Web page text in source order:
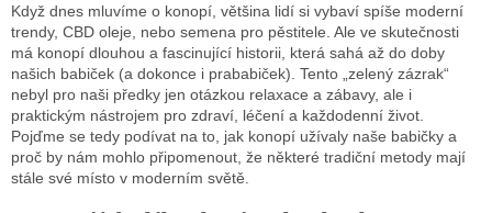
Když dnes mluvíme o konopí, většina lidí si vybaví spíše moderní
trendy, CBD oleje, nebo semena pro pěstitele. Ale ve skutečnosti
má konopí dlouhou a fascinující historii, která sahá až do doby
našich babiček (a dokonce i prababiček). Tento „zelený zázrak“
nebyl pro naši předky jen otázkou relaxace a zábavy, ale i
praktickým nástrojem pro zdraví, léčení a každodenní život.
Pojďme se tedy podívat na to, jak konopí užívaly naše babičky a
proč by nám mohlo připomenout, že některé tradiční metody mají
stále své místo v moderním světě.